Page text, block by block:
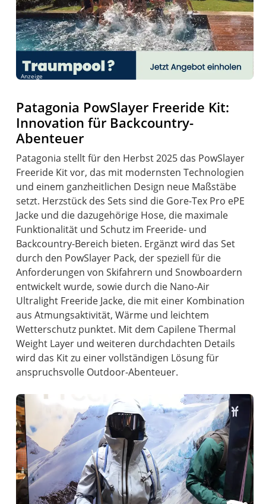
Anzeige
Patagonia PowSlayer Freeride Kit:
Innovation für Backcountry-
Abenteuer
Patagonia stellt für den Herbst 2025 das PowSlayer
Freeride Kit vor, das mit modernsten Technologien
und einem ganzheitlichen Design neue Maßstäbe
setzt. Herzstück des Sets sind die Gore-Tex Pro ePE
Jacke und die dazugehörige Hose, die maximale
Funktionalität und Schutz im Freeride- und
Backcountry-Bereich bieten. Ergänzt wird das Set
durch den PowSlayer Pack, der speziell für die
Anforderungen von Skifahrern und Snowboardern
entwickelt wurde, sowie durch die Nano-Air
Ultralight Freeride Jacke, die mit einer Kombination
aus Atmungsaktivität, Wärme und leichtem
Wetterschutz punktet. Mit dem Capilene Thermal
Weight Layer und weiteren durchdachten Details
wird das Kit zu einer vollständigen Lösung für
anspruchsvolle Outdoor-Abenteuer.